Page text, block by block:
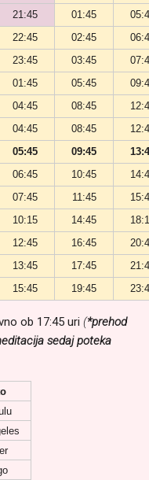
21:45 01:45
22:45 02:45
23:45 03:45
01:45 05:45
04:45 08:45
04:45 08:45
05:45 09:45
06:45 10:45
07:45 11:45
10:15 14:45
12:45 16:45
13:45 17:45
15:45 19:45
ob 17:45 uri (*prehod
sedaj poteka